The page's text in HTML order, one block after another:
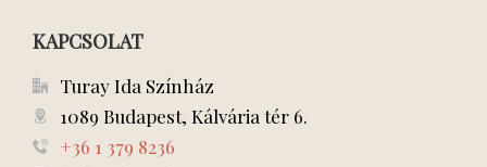
KAPCSOLAT
Turay Ida Színház
1089 Budapest, Kálvária tér 6.
+36 1 379 8236